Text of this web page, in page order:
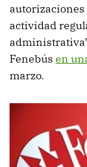
actividad
Fenebús en
marzo.